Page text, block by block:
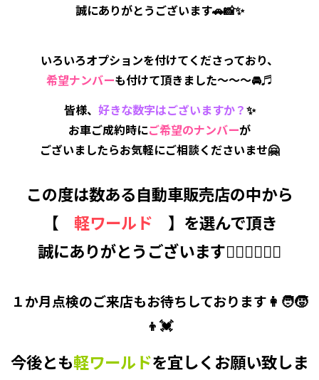
誠にありがとうございます🚗📸✨
いろいろオプションを付けてくださっており、
希望ナンバーも付けて頂きました～～～🚘♬
皆様、 好きな数字はございますか？✨
お車ご成約時にご希望のナンバーが
ございましたらお気軽にご相談くださいませ🤗
この度は数ある自動車販売店の中から
【 軽ワールド 】を選んで頂き
誠にありがとうございます🙇‍♂️🙇‍♀️🙇‍♂️
１か月点検のご来店もお待ちしております👩🧑🧒
👦💓
今後とも軽ワールドを宜しくお願い致しま